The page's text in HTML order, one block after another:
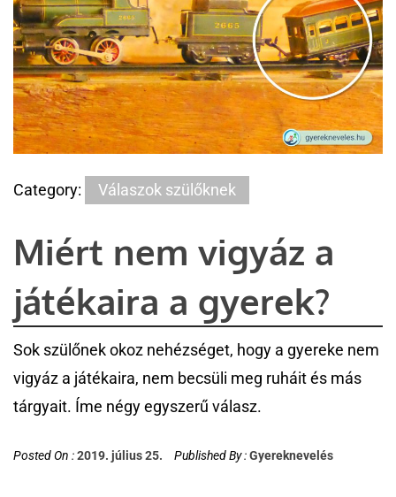
Category: Válaszok szülőknek
Miért nem vigyáz a
játékaira a gyerek?
Sok szülőnek okoz nehézséget, hogy a gyereke nem
vigyáz a játékaira, nem becsüli meg ruháit és más
tárgyait. Íme négy egyszerű válasz.
Posted On :2019. július 25. Published By :Gyereknevelés